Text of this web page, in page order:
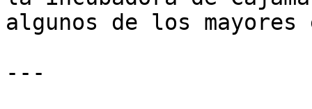
algunos de los
---